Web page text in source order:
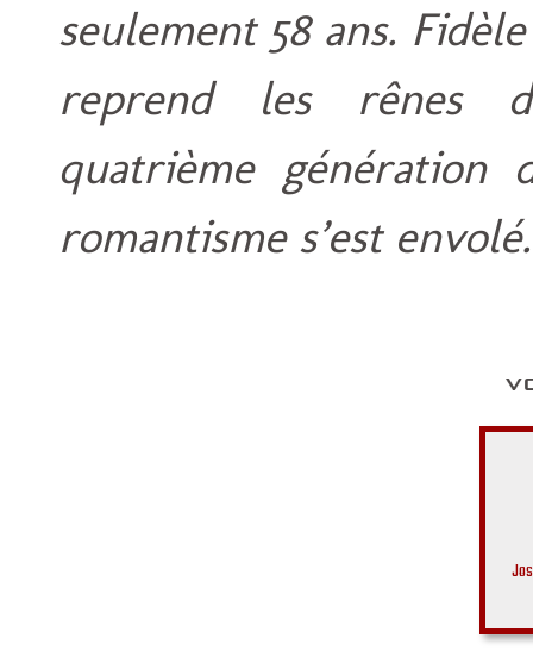
seulement 58 ans.
reprend les rênes
quatrième génération
romantisme s’est envolé.